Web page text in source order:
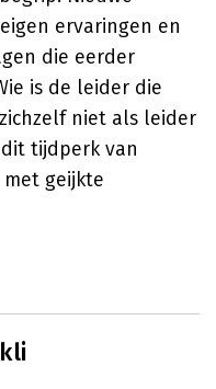
ervaringen en
die eerder
is de leider die
niet als leider
tijdperk van
geijkte